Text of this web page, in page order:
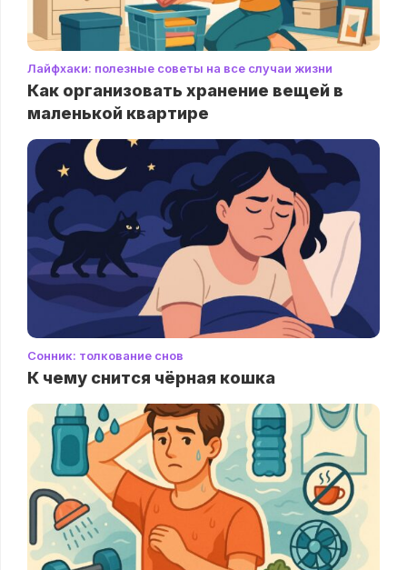
Лайфхаки: полезные советы на все случаи жизни
Как организовать хранение вещей в
маленькой квартире
Сонник: толкование снов
К чему снится чёрная кошка